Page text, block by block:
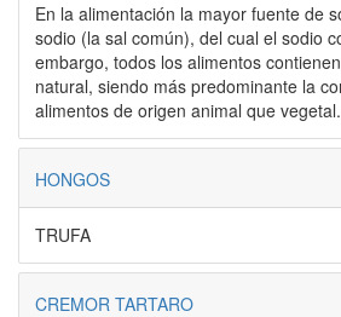
En la alimentación la mayor fuente de
sodio (la sal común), del cual el sodio
embargo, todos los alimentos
natural, siendo más predominante la
alimentos de origen animal que vegetal.
HONGOS
TRUFA
CREMOR TARTARO